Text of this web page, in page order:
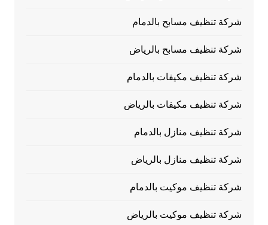
شركة تنظيف مسابح بالدمام
شركة تنظيف مسابح بالرياض
شركة تنظيف مكيفات بالدمام
شركة تنظيف مكيفات بالرياض
شركة تنظيف منازل بالدمام
شركة تنظيف منازل بالرياض
شركة تنظيف موكيت بالدمام
شركة تنظيف موكيت بالرياض